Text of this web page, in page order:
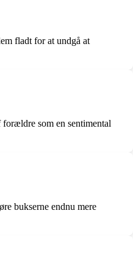
fladt for at undgå at
som en sentimental
bukserne endnu mere